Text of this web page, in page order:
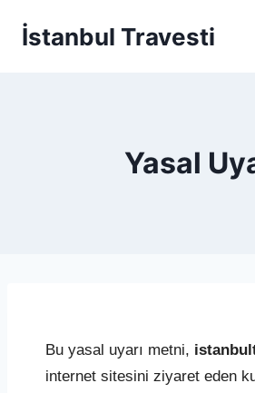
İstanbul Travesti
Yasal
Bu yasal uyarı metni,
internet sitesini ziyaret eden